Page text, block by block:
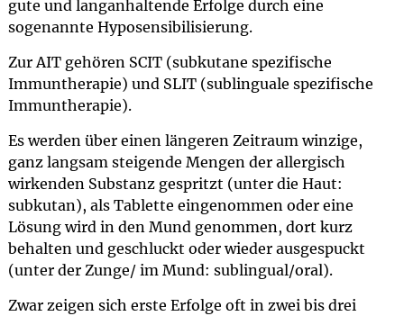
gute und langanhaltende Erfolge durch eine
sogenannte Hyposensibilisierung.
Zur AIT gehören SCIT (subkutane spezifische
Immuntherapie) und SLIT (sublinguale spezifische
Immuntherapie).
Es werden über einen längeren Zeitraum winzige,
ganz langsam steigende Mengen der allergisch
wirkenden Substanz gespritzt (unter die Haut:
subkutan), als Tablette eingenommen oder eine
Lösung wird in den Mund genommen, dort kurz
behalten und geschluckt oder wieder ausgespuckt
(unter der Zunge/ im Mund: sublingual/oral).
Zwar zeigen sich erste Erfolge oft in zwei bis drei